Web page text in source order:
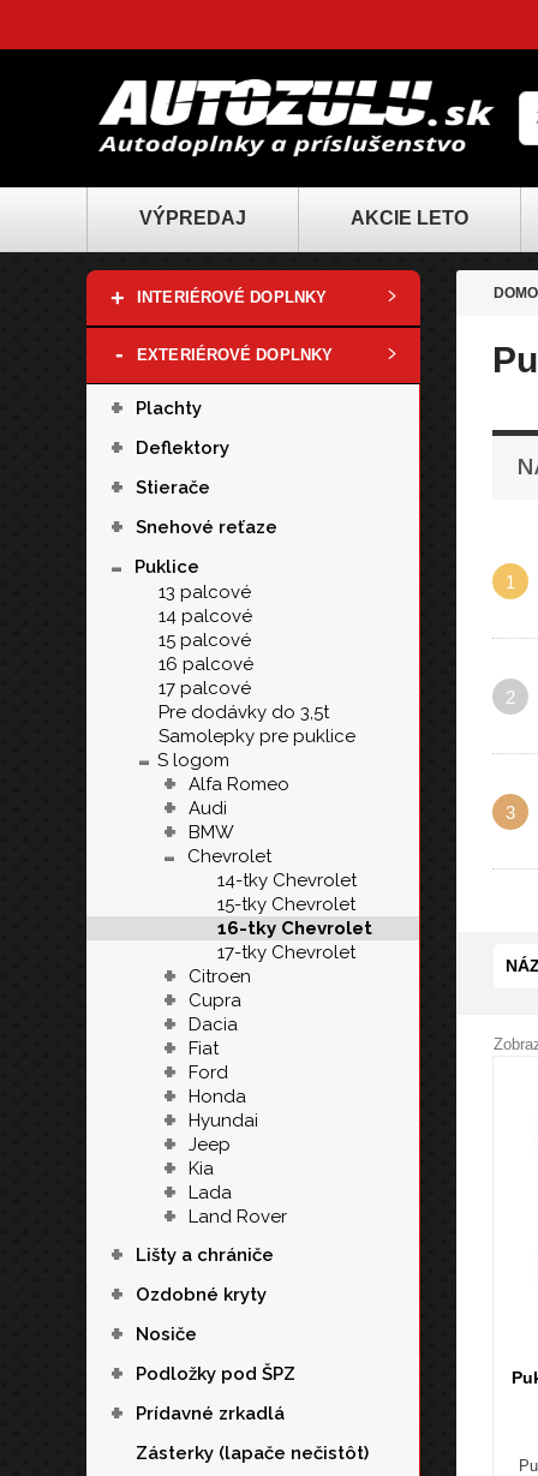
VÝPREDAJ AKCIE LETO
+ INTERIÉROVÉ DOPLNKY
- EXTERIÉROVÉ DOPLNKY
+ Plachty
+ Deflektory
+ Stierače
+ Snehové reťaze
-
Puklice
13 palcové
14 palcové
15 palcové
16 palcové
17 palcové
Pre dodávky do 3,5t
Samolepky pre puklice
- S logom
+ Alfa Romeo
+ Audi
+ BMW
-
Chevrolet
14-tky Chevrolet
15-tky Chevrolet
16-tky Chevrolet
17-tky Chevrolet
+ Citroen
+ Cupra
+ Dacia
+ Fiat
+ Ford
+ Honda
+ Hyundai
+ Jeep
+ Kia
+ Lada
+ Land Rover
+ Lišty a chrániče
+ Ozdobné kryty
+ Nosiče
+ Podložky pod ŠPZ
+
Prídavné zrkadlá
Zásterky (lapače nečistôt)
1
2
3